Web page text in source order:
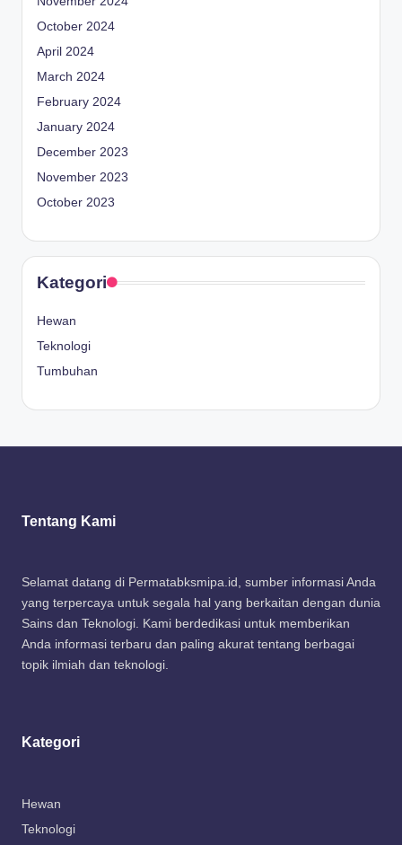
October 2024
April 2024
March 2024
February 2024
January 2024
December 2023
November 2023
October 2023
Kategori
Hewan
Teknologi
Tumbuhan
Tentang Kami
Selamat datang di Permatabksmipa.id, sumber informasi Anda
yang terpercaya untuk segala hal yang berkaitan dengan dunia
Sains dan Teknologi. Kami berdedikasi untuk memberikan
Anda informasi terbaru dan paling akurat tentang berbagai
topik ilmiah dan teknologi.
Kategori
Hewan
Teknologi